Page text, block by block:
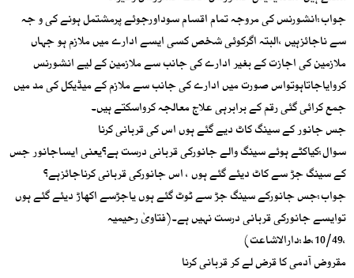
جواب:انشورنس کی مروجہ تمام اقسام سوداورجوئے پرمشتمل ہونے کی و جہ
سے ناجائزہیں ،البتہ اگرکوئی شخص کسی ایسے ادارے میں ملازم ہو جہاں
ملازمین کی اجازت کے بغیر ادارے کی جانب سے ملازمین کے لیے انشورنس
کروایاجاتاہوتواس صورت میں ادارے کی جانب سے ملازم کے میڈیکل کی مد میں
جمع کرائی گئی رقم کے برابرہی علاج معالجہ کرواسکتے ہیں۔
جس جانور کے سینگ کاٹ دیے گئے ہوں اس کی قربانی کرنا
سوال:کیاکٹے ہوئے سینگ والے جانورکی قربانی درست ہے؟یعنی ایساجانور جس
کے سینگ جڑ سے کاٹ دیئے گئے ہوں ، اس جانورکی قربانی کرناجائزہے؟
جواب:جس جانورکے سینگ جڑ سے ٹوٹ گئے ہوں یاجڑسے اکھاڑ دیئے گئے ہوں
توایسے جانورکی قربانی درست نہیں ہے۔(فتاویٰ رحیمیہ
،10/49،ط:دارالاشاعت)
مقروض آدمی کا قرض لے کر قربانی کرنا